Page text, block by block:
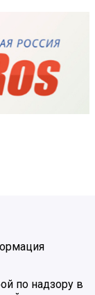
по надзору в